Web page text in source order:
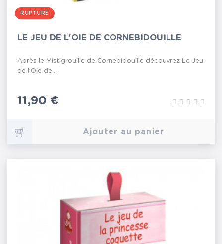
RUPTURE
LE JEU DE L'OIE DE CORNEBIDOUILLE
Après le Mistigrouille de Cornebidouille découvrez Le Jeu
de l’Oie de...
Prix
11,90 €
Ajouter au panier